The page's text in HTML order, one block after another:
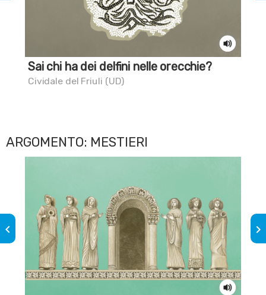
Sai chi ha dei delfini nelle orecchie?
Cividale del Friuli (UD)
ARGOMENTO: MESTIERI
keyboard_arrow_left keyboard_arrow_right